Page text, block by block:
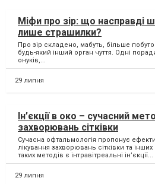
Міфи про зір: що насправді
лише страшилки?
Про зір складено, мабуть, більше
будь-який інший орган чуття. Одні
онуків,...
29 липня
Ін’єкції в око – сучасний
захворювань сітківки
Сучасна офтальмологія пропонує
лікування захворювань сітківки та
таких методів є інтравітреальні ін’єкції...
29 липня